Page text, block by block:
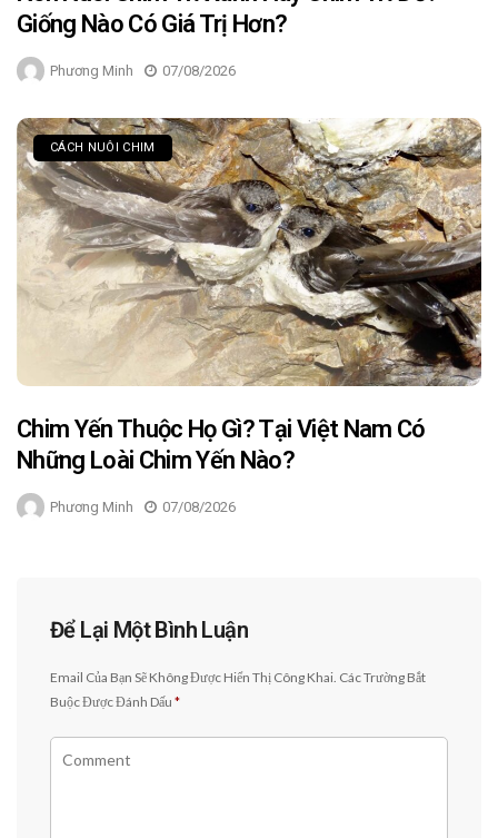
Giống Nào Có Giá Trị Hơn?
Phương Minh 07/08/2026
CÁCH NUÔI CHIM
Chim Yến Thuộc Họ Gì? Tại Việt Nam Có
Những Loài Chim Yến Nào?
Phương Minh 07/08/2026
Để Lại Một Bình Luận
Email Của Bạn Sẽ Không Được Hiển Thị Công Khai. Các Trường Bắt
Buộc Được Đánh Dấu *